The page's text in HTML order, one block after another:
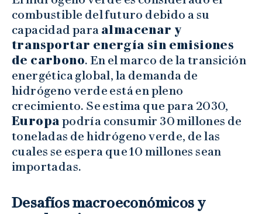
combustible del futuro debido a su
capacidad para almacenar y
transportar energía sin emisiones
de carbono. En el marco de la transición
energética global, la demanda de
hidrógeno verde está en pleno
crecimiento. Se estima que para 2030,
Europa podría consumir 30 millones de
toneladas de hidrógeno verde, de las
cuales se espera que 10 millones sean
importadas.
Desafíos macroeconómicos y